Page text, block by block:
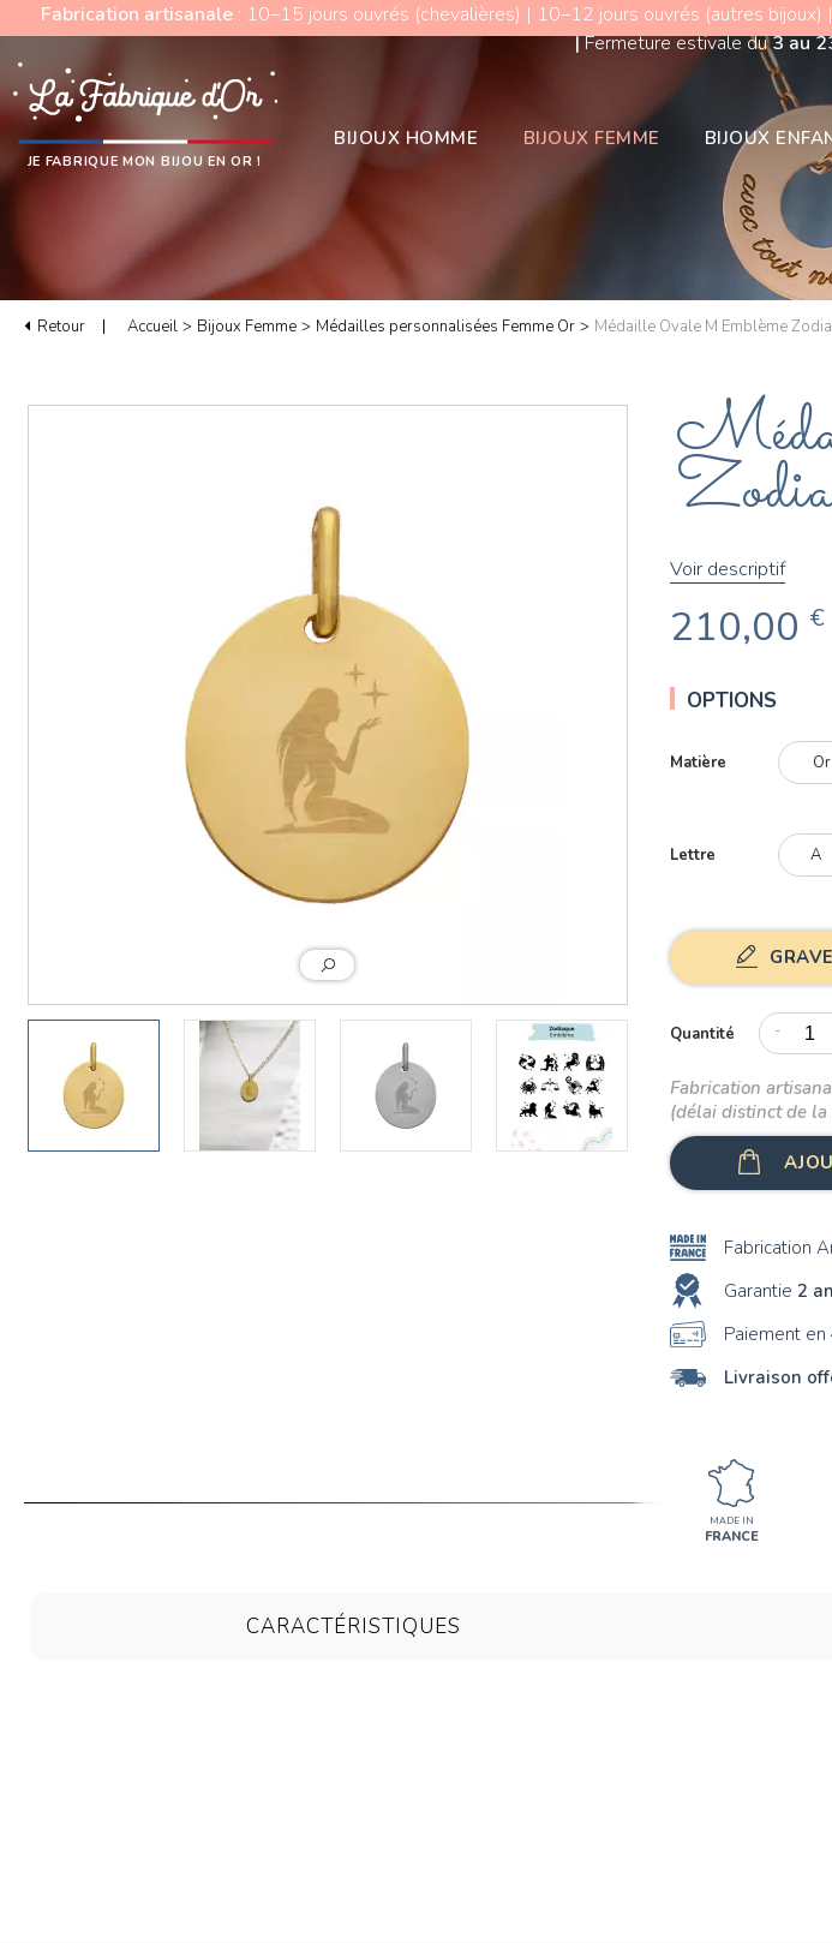
Fabrication artisanale: 10–15 jours ouvrés (chevalières) | 10–12 jours ouvrés (autres bijoux) |
|Fermeture estivale du3 au
JE FABRIQUE MON BIJOU EN OR !
BIJOUX HOMME BIJOUX FEMME BIJOUX
Retour Accueil > Bijoux Femme > Médailles personnalisées Femme Or > Médaille Ovale M Emblème
Voir descriptif
210,00 €
OPTIONS
Matière
Lettre A
B
D
E
F
G
H
I
J
K
Quantité -
Fabrication
(délai distinct de la
Fabrication
Garantie 2
Paiement en
Livraison
MADE IN
FRANCE
CARACTÉRISTIQUES